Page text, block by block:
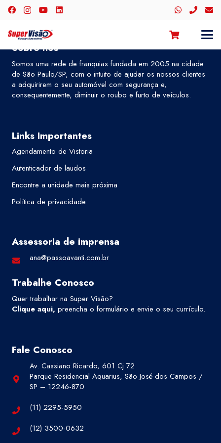
Sobre nós
Somos uma rede de franquias fundada em 2005 na cidade
de São Paulo/SP, com o intuito de ajudar os nossos clientes
a adquirirem o seu automóvel com segurança e,
consequentemente, diminuir o roubo e furto de veículos.
Links Importantes
Agendamento de Vistoria
Autenticador de laudos
Encontre a unidade mais próxima
Política de privacidade
Assessoria de imprensa
ana@passoavanti.com.br
Trabalhe Conosco
Quer trabalhar na Super Visão?
Clique aqui, preencha o formulário e envie o seu currículo.
Fale Conosco
Av. Cassiano Ricardo, 601 Cj 72
Parque Residencial Aquarius, São José dos Campos /
SP – 12246-870
(11) 2295-5950
(12) 3500-0632